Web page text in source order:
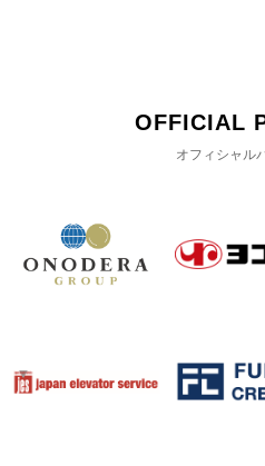
OFFICIAL
オフィシャル